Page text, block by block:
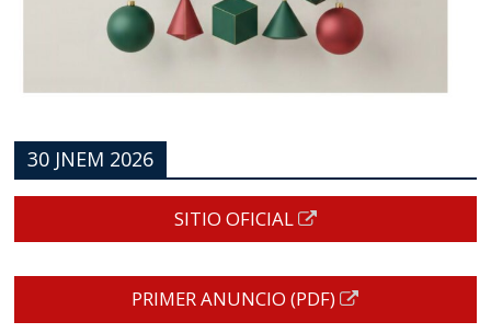
30 JNEM 2026
SITIO OFICIAL
PRIMER ANUNCIO (PDF)